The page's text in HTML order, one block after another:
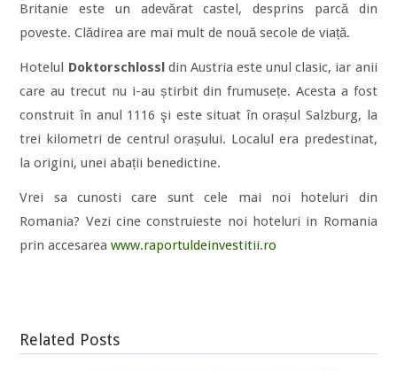
Britanie este un adevărat castel, desprins parcă din
poveste. Clădirea are mai mult de nouă secole de viață.
Hotelul Doktorschlossldin Austria este unul clasic, iar anii
care au trecut nu i-au știrbit din frumusețe. Acesta a fost
construit în anul 1116 şi este situat în orașul Salzburg, la
trei kilometri de centrul orașului. Localul era predestinat,
la origini, unei abații benedictine.
Vrei sa cunosti care sunt cele mai noi hoteluri din
Romania? Vezi cine construieste noi hoteluri in Romania
prin accesareawww.raportuldeinvestitii.ro
Related Posts